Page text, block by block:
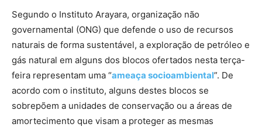
Segundo o Instituto Arayara, organização não
governamental (ONG) que defende o uso de recursos
naturais de forma sustentável, a exploração de petróleo e
gás natural em alguns dos blocos ofertados nesta terça-
feira representam uma “ameaça socioambiental”. De
acordo com o instituto, alguns destes blocos se
sobrepõem a unidades de conservação ou a áreas de
amortecimento que visam a proteger as mesmas